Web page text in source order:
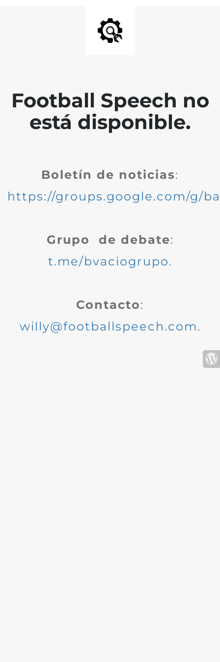
Football Speech no
está disponible.
Boletín de noticias:
https://groups.google.com/g/
Grupo de debate:
t.me/bvaciogrupo.
Contacto:
willy@footballspeech.com.